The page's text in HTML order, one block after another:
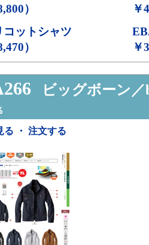
）
￥
コットシャツ
）
￥
ビッグボーン／
る ・ 注文する